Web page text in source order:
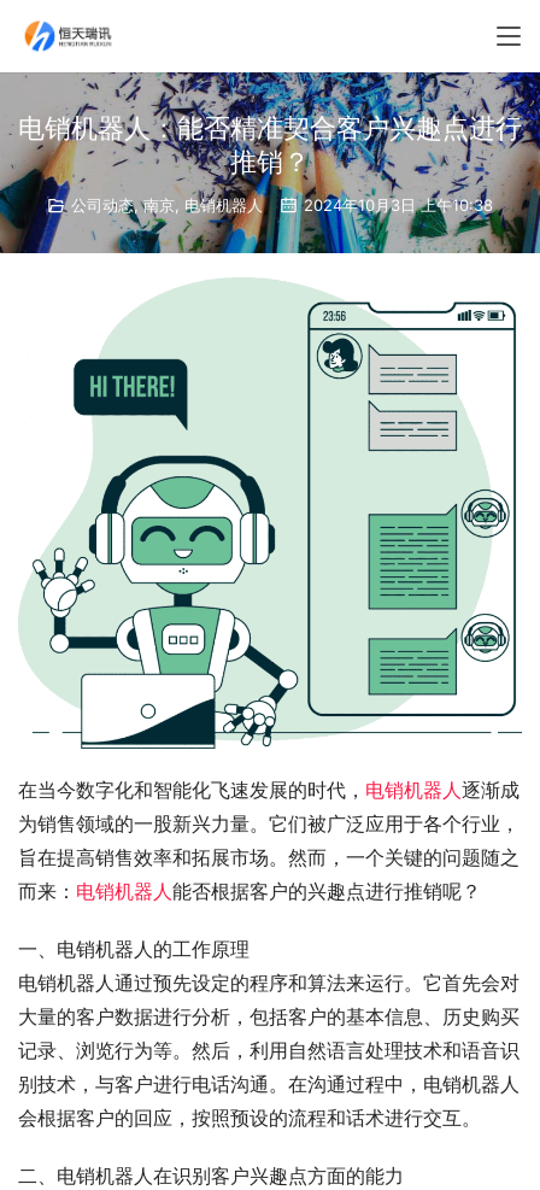
电销机器人：能否精准契合客户兴趣点进行
推销？
公司动态,南京 电销机器人 2024年10月3日 上午10:38
在当今数字化和智能化飞速发展的时代， 电销机器人逐渐成
为销售领域的一股新兴力量。它们被广泛应用于各个行业，
旨在提高销售效率和拓展市场。然而，一个关键的问题随之
而来： 电销机器人能否根据客户的兴趣点进行推销呢？
一、电销机器人的工作原理
电销机器人通过预先设定的程序和算法来运行。它首先会对
大量的客户数据进行分析，包括客户的基本信息、历史购买
记录、浏览行为等。然后，利用自然语言处理技术和语音识
别技术，与客户进行电话沟通。在沟通过程中，电销机器人
会根据客户的回应，按照预设的流程和话术进行交互。
二、电销机器人在识别客户兴趣点方面的能力